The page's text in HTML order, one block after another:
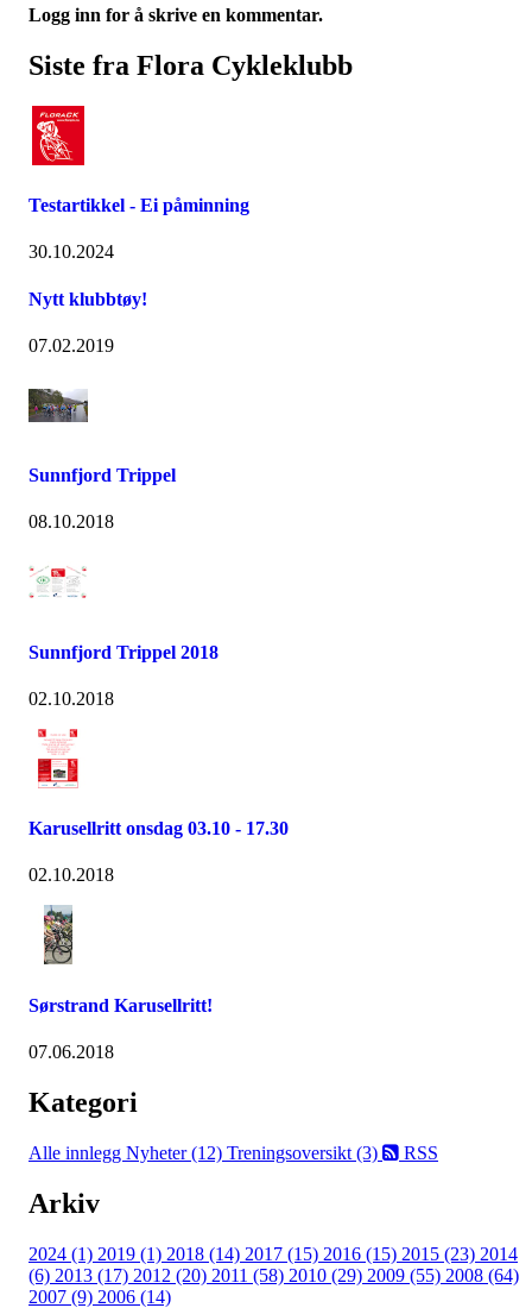
Logg inn for å skrive en kommentar.
Siste fra Flora Cykleklubb
Testartikkel - Ei påminning
30.10.2024
Nytt klubbtøy!
07.02.2019
Sunnfjord Trippel
08.10.2018
Sunnfjord Trippel 2018
02.10.2018
Karusellritt onsdag 03.10 - 17.30
02.10.2018
Sørstrand Karusellritt!
07.06.2018
Kategori
Alle innlegg Nyheter (12) Treningsoversikt (3) RSS
Arkiv
2024 (1) 2019 (1) 2018 (14) 2017 (15) 2016 (15) 2015 (23) 2014
(6) 2013 (17) 2012 (20) 2011 (58) 2010 (29) 2009 (55) 2008 (64)
2007 (9) 2006 (14)